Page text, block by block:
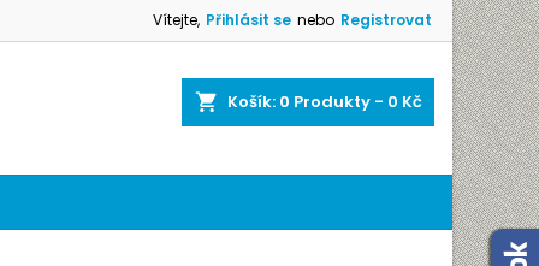
Vítejte, Přihlásit se nebo Registrovat
Košík 0 Produkty - 0 Kč